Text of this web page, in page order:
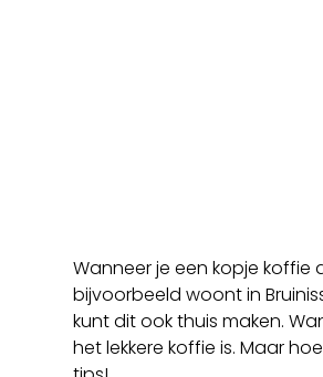
Wanneer je een kopje koffie
bijvoorbeeld woont in
kunt dit ook thuis maken.
het lekkere koffie is. Maar